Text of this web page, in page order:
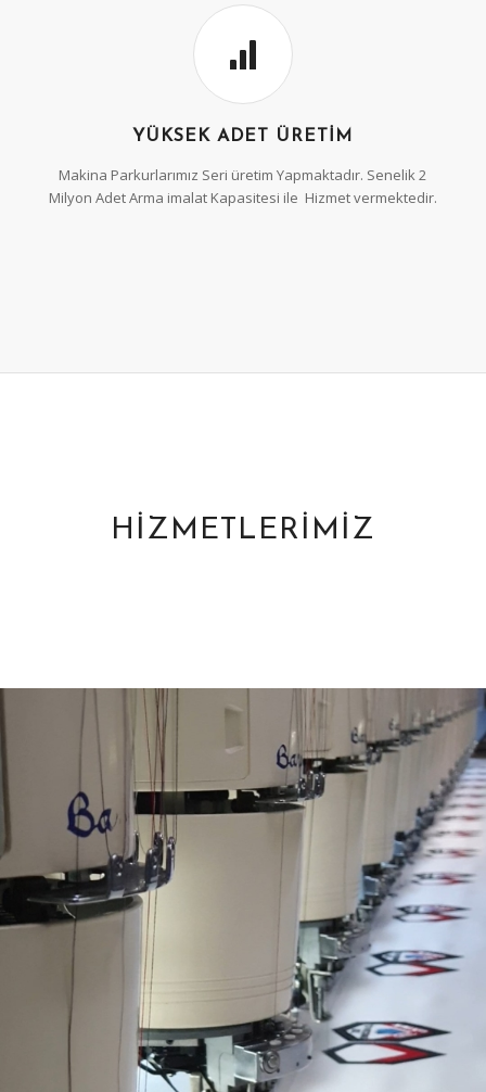
YÜKSEK ADET ÜRETIM
Makina Parkurlarımız Seri üretim Yapmaktadır. Senelik 2
Milyon Adet Arma imalat Kapasitesi ile Hizmet vermektedir.
HIZMETLERIMIZ